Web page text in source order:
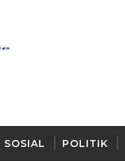
SOSIAL POLITIK